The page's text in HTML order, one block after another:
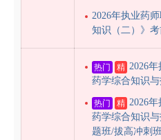
2026年执业药
知识（二）》
热门 精 2026
药学综合知识
热门 精 2026
药学综合知识
题班/拔高冲刺